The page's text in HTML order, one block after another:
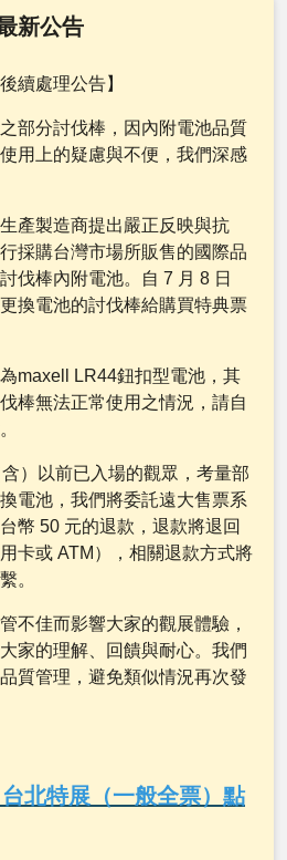
新公告
續處理公告】
部分討伐棒，因內附電池品質
用上的疑慮與不便，我們深感
產製造商提出嚴正反映與抗
採購台灣市場所販售的國際品
伐棒內附電池。自 7 月 8 日
換電池的討伐棒給購買特典票
maxell LR44鈕扣型電池，其
棒無法正常使用之情況，請自
）以前已入場的觀眾，考量部
電池，我們將委託遠大售票系
幣 50 元的退款，退款將退回
卡或 ATM），相關退款方式將
。
不佳而影響大家的觀展體驗，
家的理解、回饋與耐心。我們
質管理，避免類似情況再次發
北特展（一般全票）點